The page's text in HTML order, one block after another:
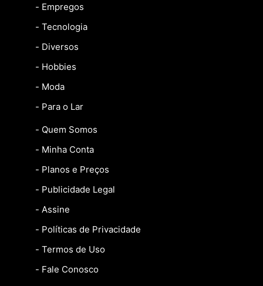
- Empregos
- Tecnologia
- Diversos
- Hobbies
- Moda
- Para o Lar
- Quem Somos
- Minha Conta
- Planos e Preços
- Publicidade Legal
- Assine
- Políticas de Privacidade
- Termos de Uso
- Fale Conosco